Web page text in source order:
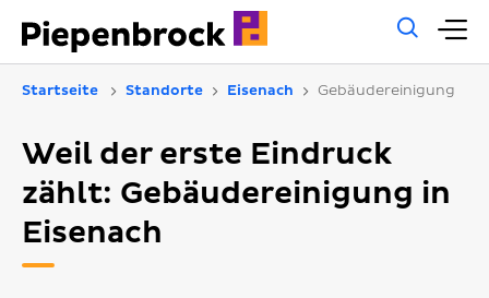
Startseite Standorte Eisenach Gebäudereinigung
Weil der erste Eindruck
zählt: Gebäudereinigung in
Eisenach